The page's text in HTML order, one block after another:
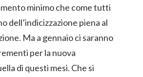
minimo che come tutti
dell’indicizzazione piena al
Ma a gennaio ci saranno
per la nuova
di questi mesi. Che si